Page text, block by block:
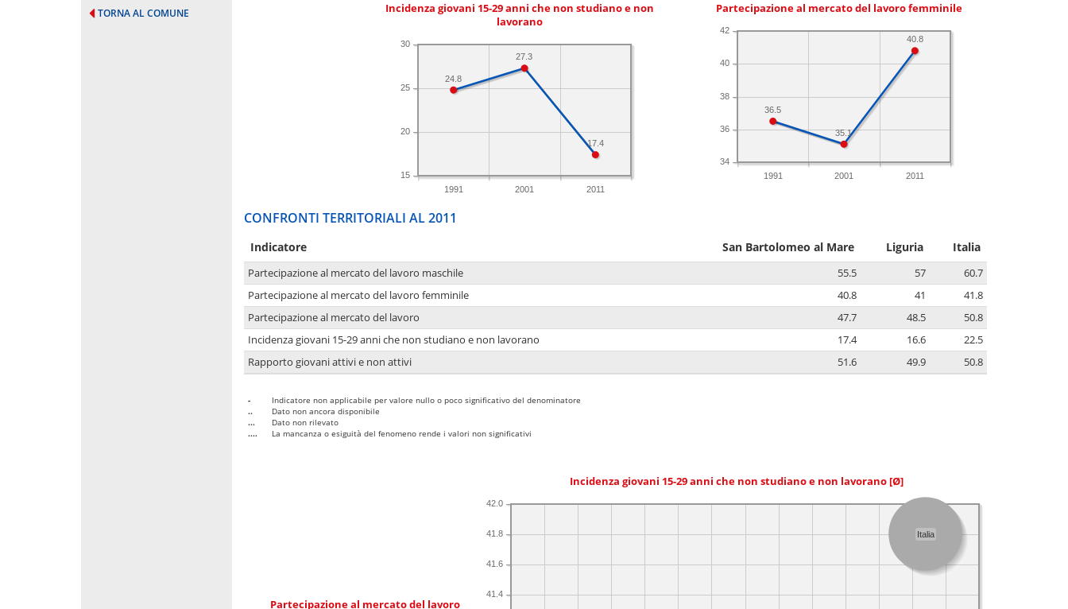
TORNA AL COMUNE
Incidenza giovani 15-29 anni che non studiano e non
lavorano
1991 2001 2011
15
20
25
30
17.4
27.3
24.8
Partecipazione al mercato del lavoro femminile
1991 2001 2011
34
36
38
40
42
40.8
35.1
36.5
CONFRONTI TERRITORIALI AL 2011
Indicatore San Bartolomeo al Mare Liguria Italia
Partecipazione al mercato del lavoro maschile 55.5 57
60.7
Partecipazione al mercato del lavoro femminile
40.8 41
41.8
Partecipazione al mercato del lavoro
47.7 48.5
50.8
Incidenza giovani 15-29 anni che non studiano e non lavorano
17.4 16.6
22.5
Rapporto giovani attivi e non attivi
51.6 49.9 50.8
-
Indicatore non applicabile per valore nullo o poco significativo del denominatore
..
Dato non ancora disponibile
...
Dato non rilevato
....
La mancanza o esiguità del fenomeno rende i valori non significativi
Incidenza giovani 15-29 anni che non studiano e non lavorano [Ø]
Partecipazione al mercato del lavoro
41.4
41.6
41.8
42.0
Italia